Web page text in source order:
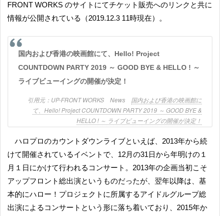
FRONT WORKS のサイトにてチケット販売へのリンクと共に
情報が公開されている（2019.12.3 11時現在）。
国内および香港の映画館にて、Hello! Project
COUNTDOWN PARTY 2019 ～ GOOD BYE & HELLO ! ～
ライブビューイングの開催が決定！
UP-FRONT WORKS News 国内および香港の映画館に
て、Hello! Project COUNTDOWN PARTY 2019 ～ GOOD BYE &
HELLO ! ～ ライブビューイングの開催が決定！
ハロプロのカウントダウンライブといえば、2013年から続
けて開催されているイベントで、12月の31日から年明けの１
月１日にかけて行われるコンサート。2013年の企画当初こそ
アップフロント総出演というものだったが、翌年以降は、基
本的にハロー！プロジェクトに所属するアイドルグループ総
出演によるコンサートという形に落ち着いており、2015年か